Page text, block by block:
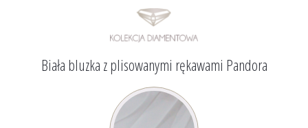
Biała bluzka z plisowanymi rękawami Pandora